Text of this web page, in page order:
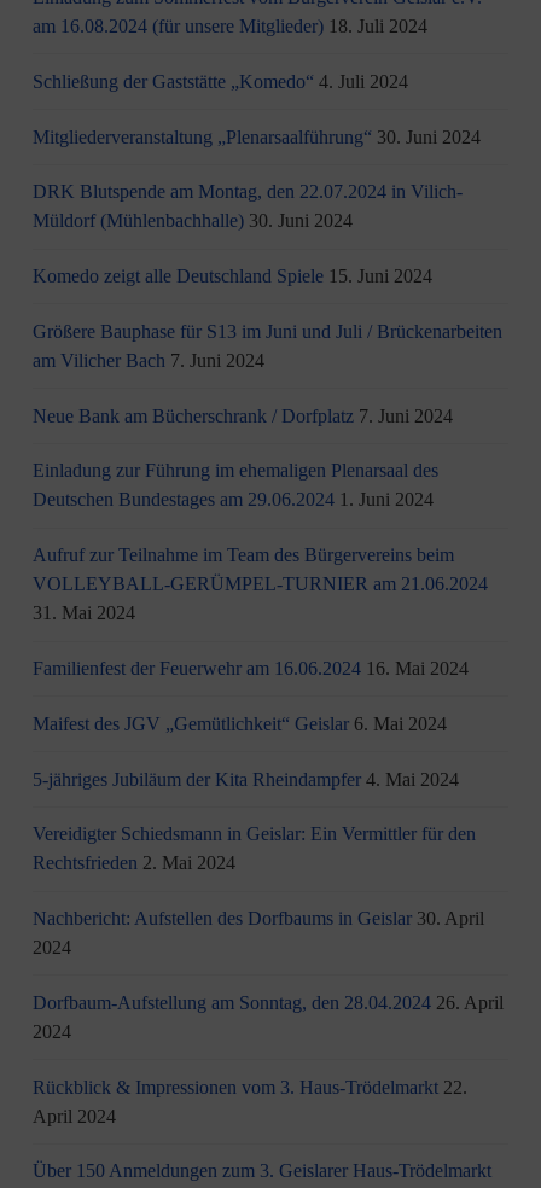
am 16.08.2024 (für unsere Mitglieder) 18. Juli 2024
Schließung der Gaststätte „Komedo“ 4. Juli 2024
Mitgliederveranstaltung „Plenarsaalführung“ 30. Juni 2024
DRK Blutspende am Montag, den 22.07.2024 in Vilich-
Müldorf (Mühlenbachhalle) 30. Juni 2024
Komedo zeigt alle Deutschland Spiele 15. Juni 2024
Größere Bauphase für S13 im Juni und Juli / Brü­cken­ar­bei­ten
am Vi­li­cher Bach 7. Juni 2024
Neue Bank am Bücherschrank / Dorfplatz 7. Juni 2024
Einladung zur Führung im ehemaligen Plenarsaal des
Deutschen Bundestages am 29.06.2024 1. Juni 2024
Aufruf zur Teilnahme im Team des Bürgervereins beim
VOLLEYBALL-GERÜMPEL-TURNIER am 21.06.2024
31. Mai 2024
Familienfest der Feuerwehr am 16.06.2024 16. Mai 2024
Maifest des JGV „Gemütlichkeit“ Geislar 6. Mai 2024
5-jähriges Jubiläum der Kita Rheindampfer 4. Mai 2024
Vereidigter Schiedsmann in Geislar: Ein Vermittler für den
Rechtsfrieden 2. Mai 2024
Nachbericht: Aufstellen des Dorfbaums in Geislar 30. April
2024
Dorfbaum-Aufstellung am Sonntag, den 28.04.2024 26. April
2024
Rückblick & Impressionen vom 3. Haus-Trödelmarkt 22.
April 2024
Über 150 Anmeldungen zum 3. Geislarer Haus-Trödelmarkt